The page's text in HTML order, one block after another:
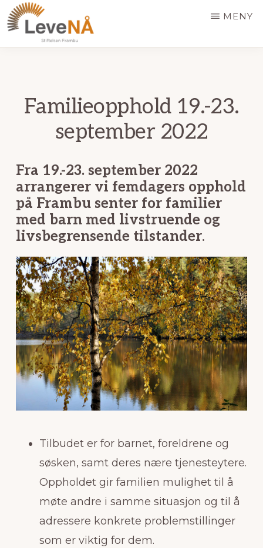
Hopp
til
hovedinnhold
MENY
Familieopphold 19.-23.
september 2022
Fra 19.-23. september 2022
arrangerer vi femdagers opphold
på Frambu senter for familier
med barn med livstruende og
livsbegrensende tilstander.
Tilbudet er for barnet, foreldrene og
søsken, samt deres nære tjenesteytere.
Oppholdet gir familien mulighet til å
møte andre i samme situasjon og til å
adressere konkrete problemstillinger
som er viktig for dem.